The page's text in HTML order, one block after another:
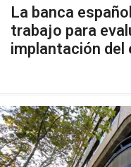
La banca
trabajo para
implantación del